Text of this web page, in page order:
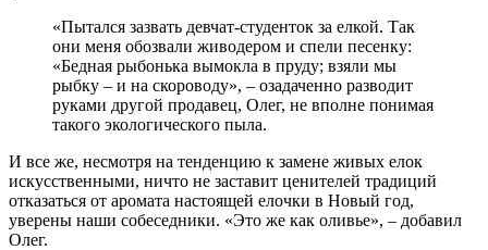
«Пытался зазвать девчат-студенток за елкой. Так
они меня обозвали живодером и спели песенку:
«Бедная рыбонька вымокла в пруду; взяли мы
рыбку – и на скороводу», – озадаченно разводит
руками другой продавец, Олег, не вполне понимая
такого экологического пыла.
И все же, несмотря на тенденцию к замене живых елок
искусственными, ничто не заставит ценителей традиций
отказаться от аромата настоящей елочки в Новый год,
уверены наши собеседники. «Это же как оливье», – добавил
Олег.